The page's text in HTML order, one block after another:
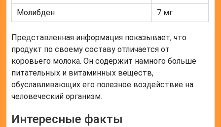
Молибден
7 мг
Представленная информация показывает, что
продукт по своему составу отличается от
коровьего молока. Он содержит намного больше
питательных и витаминных веществ,
обуславливающих его полезное воздействие на
человеческий организм.
Интересные факты